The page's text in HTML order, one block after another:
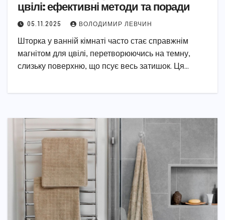
цвілі: ефективні методи та поради
05.11.2025 ВОЛОДИМИР ЛЕВЧИН
Шторка у ванній кімнаті часто стає справжнім
магнітом для цвілі, перетворюючись на темну,
слизьку поверхню, що псує весь затишок. Ця…